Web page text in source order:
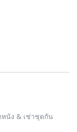
หนัง & เช่าชุดกัน